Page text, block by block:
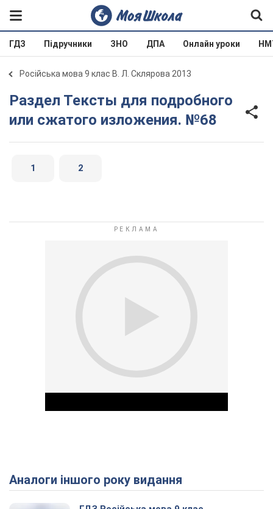
ГДЗ Підручники ЗНО ДПА Онлайн уроки
Російська мова 9 клас В. Л. Склярова 2013
Раздел Тексты для подробного
или сжатого изложения. №68
1 2
Play Video
Аналоги іншого року видання